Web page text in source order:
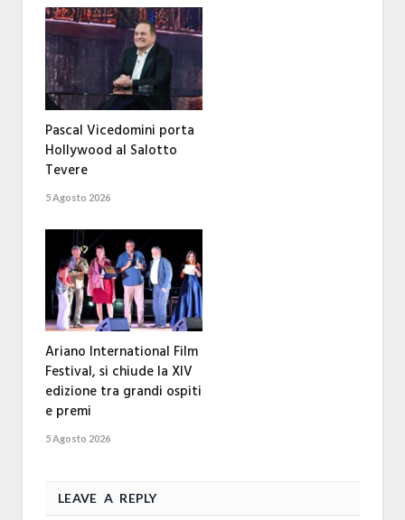
Pascal Vicedomini porta
Hollywood al Salotto
Tevere
5 Agosto 2026
Ariano International Film
Festival, si chiude la XIV
edizione tra grandi ospiti
e premi
5 Agosto 2026
LEAVE A REPLY